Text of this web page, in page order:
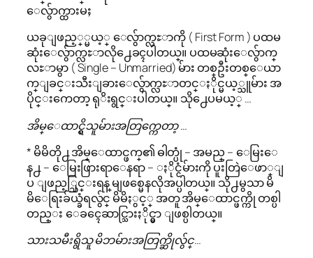
ေလွ်ာက္ထားမႈ
ယခုျဖည့္္မယ့္ ေလွ်ာက္လႊာကို ( First Form ) ပထမ
ဆုံးေလွ်ာက္လႊာလို႕ေခၚပါတယ္။ ပထမဆုံးေလွ်ာက္
လႊာမွာ ( Single – Unmarried) မ်ား တစ္ဦးတစ္ေယာ
က္ျခင္းသီးျခားေလွ်ာက္လႊာတင္ႏိုင္မယ့္သူမ်ား အ
ပိုင္းကေတာ့ ရုိးရွင္းပါတယ္။ သို႕ေပမယ့္ …
အိမ္ေထာင္ရွိသူမ်ားအတြက္ကေတာ့ …
* မိမိတို႕ အိမ္ေထာင္ဖက္၏ ဓါတ္ပုံ – အမည္ – ေမြးေ
န႕ – ေမြးဖြားရာေနရာ – ႏိုင္ငံမ်ားကို ပူးတြဲေဖာ္ျ
ပ ျဖည့္သြင္းရန္ မျဖစ္မေနလိုအပ္ပါတယ္။ သို႕မွသာ မိ
မိေရြးခ်ယ္ခံရလွ်င္ မိမိႏွင့္ အတူ အိမ္ေထာင္ဖက္ကို တစ္ပါ
တည္း ေခၚေဆာင္သြားႏိုင္မွာ ျဖစ္ပါတယ္။
သားသမီးရွိသူ မိဘမ်ားအတြက္ဆိုလွ်င္…